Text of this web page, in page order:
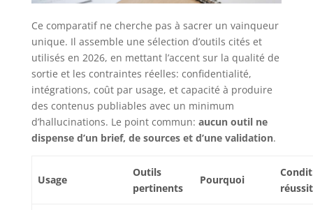
Ce comparatif ne cherche pas à sacrer un vainqueur
unique. Il assemble une sélection d’outils cités et
utilisés en 2026, en mettant l’accent sur la qualité de
sortie et les contraintes réelles: confidentialité,
intégrations, coût par usage, et capacité à produire
des contenus publiables avec un minimum
d’hallucinations. Le point commun: aucun outil ne
dispense d’un brief, de sources et d’une validation.
Usage
Outils
pertinents
Pourquoi